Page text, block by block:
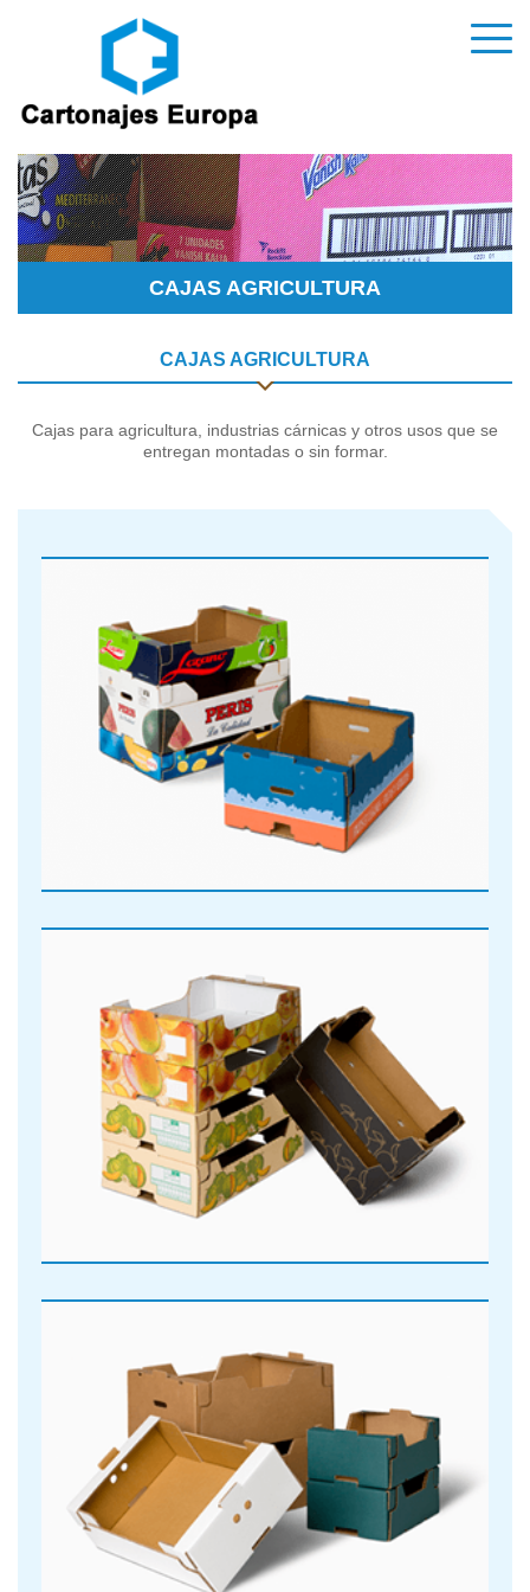
CAJAS AGRICULTURA
CAJAS AGRICULTURA
Cajas para agricultura, industrias cárnicas y otros usos que se
entregan montadas o sin formar.